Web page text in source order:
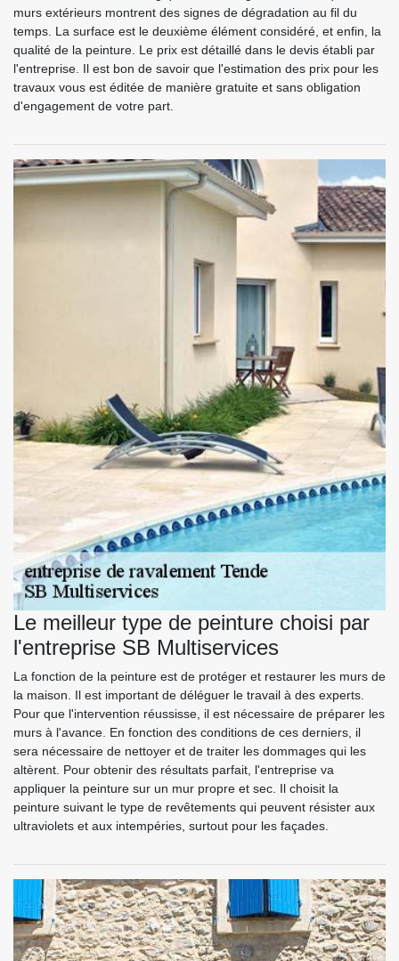
murs extérieurs montrent des signes de dégradation au fil du
temps. La surface est le deuxième élément considéré, et enfin, la
qualité de la peinture. Le prix est détaillé dans le devis établi par
l'entreprise. Il est bon de savoir que l'estimation des prix pour les
travaux vous est éditée de manière gratuite et sans obligation
d'engagement de votre part.
Le meilleur type de peinture choisi par
l'entreprise SB Multiservices
La fonction de la peinture est de protéger et restaurer les murs de
la maison. Il est important de déléguer le travail à des experts.
Pour que l'intervention réussisse, il est nécessaire de préparer les
murs à l'avance. En fonction des conditions de ces derniers, il
sera nécessaire de nettoyer et de traiter les dommages qui les
altèrent. Pour obtenir des résultats parfait, l'entreprise va
appliquer la peinture sur un mur propre et sec. Il choisit la
peinture suivant le type de revêtements qui peuvent résister aux
ultraviolets et aux intempéries, surtout pour les façades.